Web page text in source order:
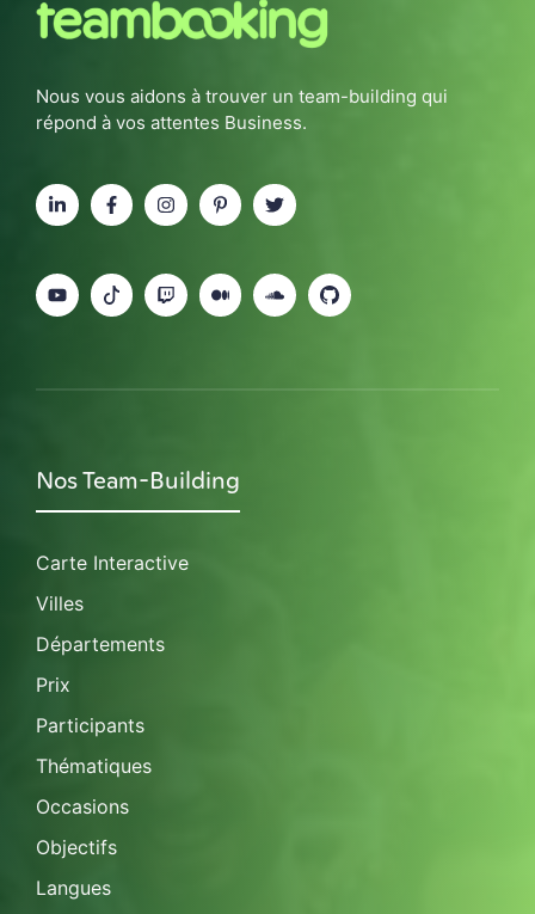
Nous vous aidons à trouver un team-building qui
répond à vos attentes Business.
Nos Team-Building
Carte Interactive
Villes
Départements
Prix
Participants
Thématiques
Occasions
Objectifs
Langues